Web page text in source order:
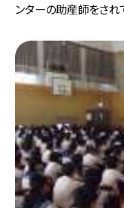
ンターの助産師をされ